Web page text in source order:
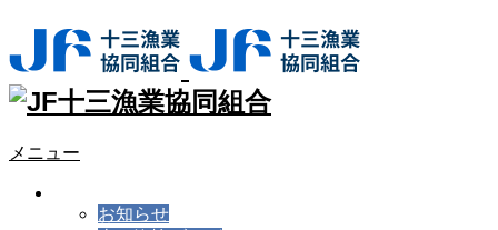
メニュー
お知らせ